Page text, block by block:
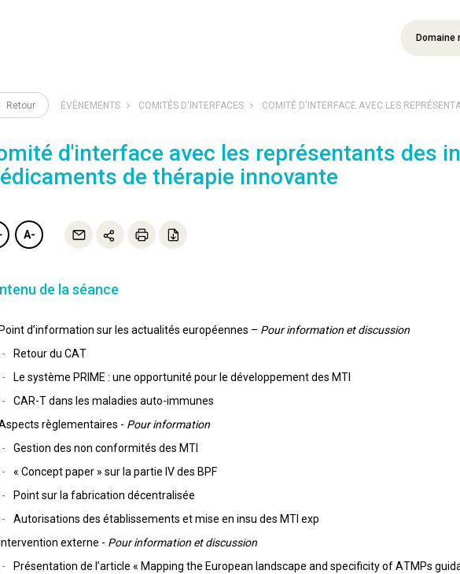
Domaine
Retour ÉVÈNEMENTS COMITÉS D'INTERFACES COMITÉ D'INTERFACE AVEC LES
d'interface avec les représentants des
de thérapie innovante
A-
de la séance
Point d’information sur les actualités européennes – Pour information et discussion
Retour du CAT
Le système PRIME : une opportunité pour le développement des MTI
CAR-T dans les maladies auto-immunes
règlementaires - Pour information
Gestion des non conformités des MTI
« Concept paper » sur la partie IV des BPF
Point sur la fabrication décentralisée
Autorisations des établissements et mise en insu des MTI exp
Intervention externe - Pour information et discussion
Présentation de l’article « Mapping the European landscape and specificity of ATMPs